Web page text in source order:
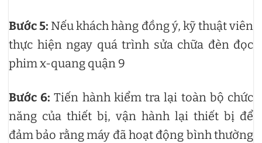
Bước 5: Nếu khách hàng đồng ý, kỹ thuật viên
thực hiện ngay quá trình sửa chữa đèn đọc
phim x-quang quận 9
Bước 6:Tiến hành kiểm tra lại toàn bộ chức
năng của thiết bị, vận hành lại thiết bị để
đảm bảo rằng máy đã hoạt động bình thường